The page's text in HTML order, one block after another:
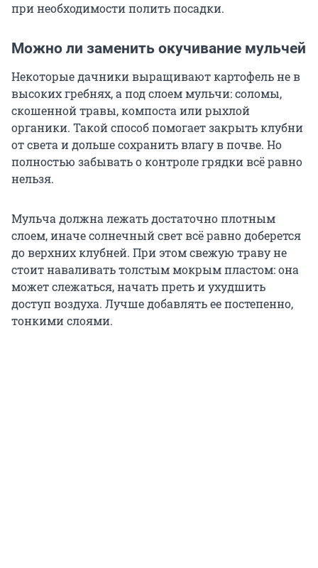
при необходимости полить посадки.
Можно ли заменить окучивание мульчей
Некоторые дачники выращивают картофель не в
высоких гребнях, а под слоем мульчи: соломы,
скошенной травы, компоста или рыхлой
органики. Такой способ помогает закрыть клубни
от света и дольше сохранить влагу в почве. Но
полностью забывать о контроле грядки всё равно
нельзя.
Мульча должна лежать достаточно плотным
слоем, иначе солнечный свет всё равно доберется
до верхних клубней. При этом свежую траву не
стоит наваливать толстым мокрым пластом: она
может слежаться, начать преть и ухудшить
доступ воздуха. Лучше добавлять ее постепенно,
тонкими слоями.